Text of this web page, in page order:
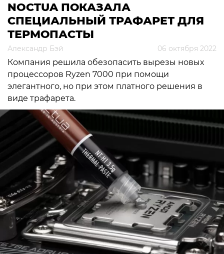
NOCTUA ПОКАЗАЛА
СПЕЦИАЛЬНЫЙ ТРАФАРЕТ ДЛЯ
ТЕРМОПАСТЫ
Александр Бэй 06 октября 2022
Компания решила обезопасить вырезы новых
процессоров Ryzen 7000 при помощи
элегантного, но при этом платного решения в
виде трафарета.